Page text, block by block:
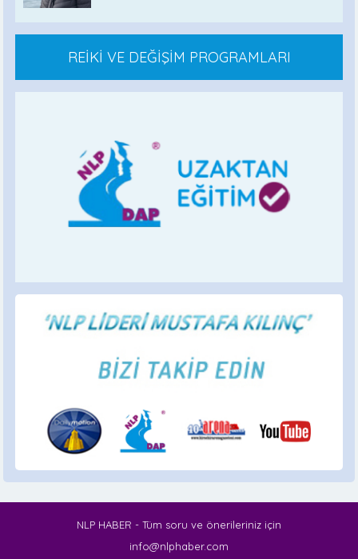
REİKİ VE DEĞİŞİM PROGRAMLARI
NLP HABER - Tüm soru ve önerileriniz için
info@nlphaber.com